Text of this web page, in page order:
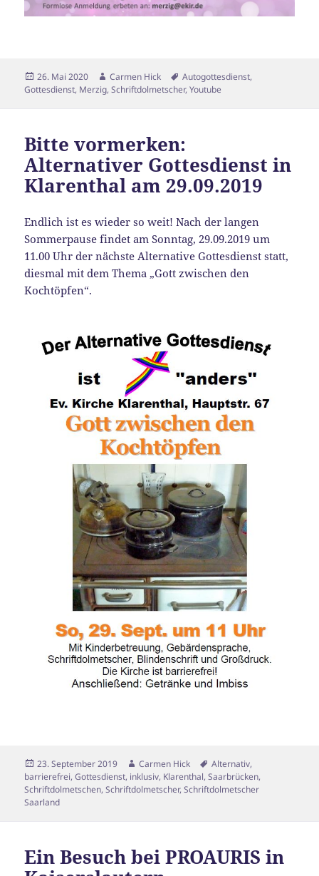
Veröffentlicht
am
26. Mai 2020 Autor
Carmen Hick Schlagwörter
Autogottesdienst,
Gottesdienst, Merzig,Schriftdolmetscher,Youtube
Bitte vormerken:
Alternativer Gottesdienst in
Klarenthal am 29.09.2019
Endlich ist es wieder so weit! Nach der langen
Sommerpause findet am Sonntag, 29.09.2019 um
11.00 Uhr der nächste Alternative Gottesdienst statt,
diesmal mit dem Thema „Gott zwischen den
Kochtöpfen“.
Veröffentlicht
am
23. September 2019 Autor
Carmen Hick Schlagwörter
Alternativ,
barrierefrei,Gottesdienst, inklusiv, Klarenthal,Saarbrücken,
Schriftdolmetschen,Schriftdolmetscher,Schriftdolmetscher
Saarland
Ein Besuch bei PROAURIS in